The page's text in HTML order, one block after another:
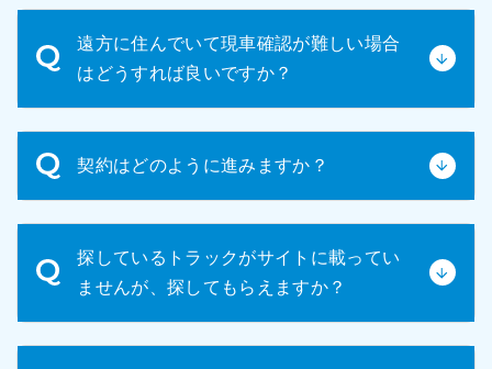
確認をお願いしております。実際に車輛の状態を確
認いただき、ご納得いただいた上でご購入いただく
ことを強くお勧めしています。
遠方に住んでいて現車確認が難しい場合
はどうすれば良いですか？
をお送りいたします。ご希望の箇所を具体的にお申
し付けください。可能な限り詳細な情報を提供させ
契約はどのように進みますか？
な売買契約書を締結いたします。契約内容をよくご
確認の上、ご署名・ご捺印ください。
探しているトラックがサイトに載ってい
ませんが、探してもらえますか？